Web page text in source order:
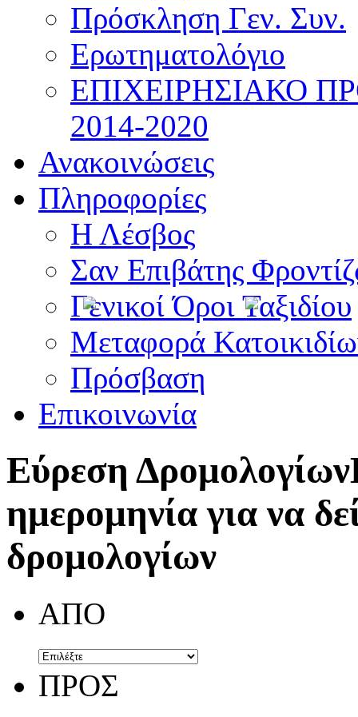
Πρόσκληση Γεν. Συν.
Ερωτηματολόγιο
ΕΠΙΧΕΙΡΗΣΙΑΚΟ
2014-2020
Ανακοινώσεις
Πληροφορίες
Η Λέσβος
Σαν Επιβάτης
Γενικοί Όροι Ταξιδίου
Μεταφορά
Πρόσβαση
Επικοινωνία
Εύρεση Δρομολογίων
ημερομηνία για να
δρομολογίων
ΑΠΟ
ΠΡΟΣ